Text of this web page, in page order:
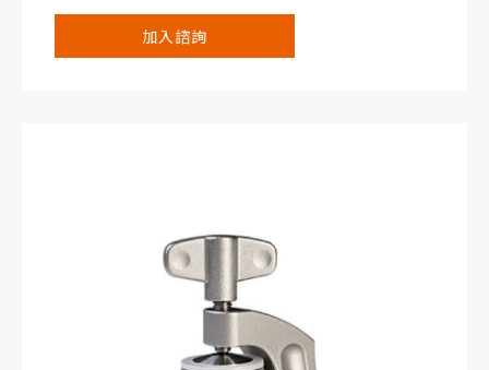
能夠用兩個參考電極進行長期的半電池量測。
基於一次性使用的概念，不需要清洗或乾燥電池
加入諮詢